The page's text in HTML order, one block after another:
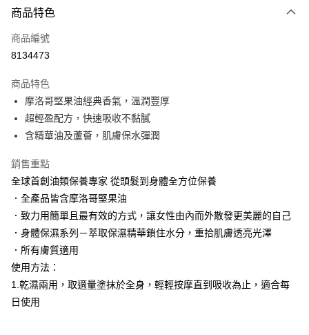
Apple Pay
街口支付
Google Pay
AFTEE先享後付
相關說明
AFTEE先享後付是「在收到商品之後才付款」的支付方式。 讓您購物簡單
１．簡單：不需註冊會員、不需綁卡、不需儲值。
２．便利：只要手機號碼，簡訊認證，即可結帳。
３．安心：先確認商品／服務後，再付款。
【「AFTEE先享後付」結帳流程】
１．於結帳方式選擇「AFTEE先享後付」後，將跳轉至「AFTEE先享後付」
２．訂單成立數日內，您將收到繳費通知簡訊。
３．收到繳費通知簡訊後14天內，點擊此簡訊中的連結，可透過四大超商／
ATM／網路銀行／等多元方式進行付款，方視為交易完成。
※ 請注意：結帳手續完成當下不需立刻繳費，但若您需要取消訂單，請聯絡
運送方式
付款後全家取貨
付款後萊爾富取貨
每筆NT$100，滿NT$3,000(含以上)免運費
付款後7-11取貨
每筆NT$100，滿NT$3,000(含以上)免運費
商品特色
商品編號
8134473
商品特色
摩洛哥堅果油經典香氣，溫潤豐厚
超輕盈配方，快速吸收不黏膩
含精華油及蘆薈，肌膚保水彈潤
銷售重點
全球首創油類保養專家 從頭髮到身體全方位保養
．全產品皆含摩洛哥堅果油
．致力用簡單且最有效的方式，讓女性由內而外散發更美麗的自己
．身體保濕系列－萃取保濕精華鎖住水分，重拾肌膚透亮光澤
．所有膚質適用
使用方法：
1.乾濕兩用，取適量塗抹於全身，輕輕按摩直到吸收為止，適合每
日使用